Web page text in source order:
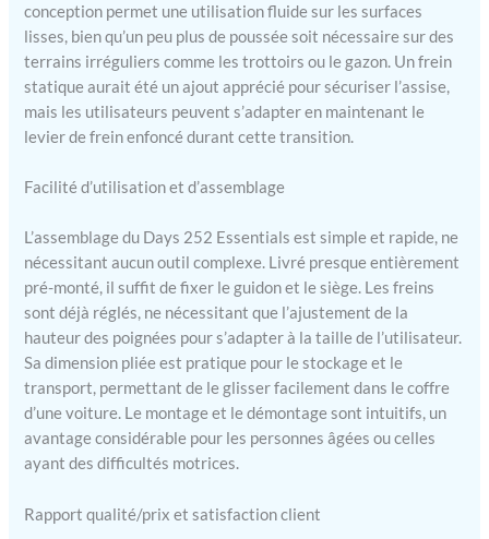
conception permet une utilisation fluide sur les surfaces
lisses, bien qu’un peu plus de poussée soit nécessaire sur des
terrains irréguliers comme les trottoirs ou le gazon. Un frein
statique aurait été un ajout apprécié pour sécuriser l’assise,
mais les utilisateurs peuvent s’adapter en maintenant le
levier de frein enfoncé durant cette transition.
Facilité d’utilisation et d’assemblage
L’assemblage du Days 252 Essentials est simple et rapide, ne
nécessitant aucun outil complexe. Livré presque entièrement
pré-monté, il suffit de fixer le guidon et le siège. Les freins
sont déjà réglés, ne nécessitant que l’ajustement de la
hauteur des poignées pour s’adapter à la taille de l’utilisateur.
Sa dimension pliée est pratique pour le stockage et le
transport, permettant de le glisser facilement dans le coffre
d’une voiture. Le montage et le démontage sont intuitifs, un
avantage considérable pour les personnes âgées ou celles
ayant des difficultés motrices.
Rapport qualité/prix et satisfaction client